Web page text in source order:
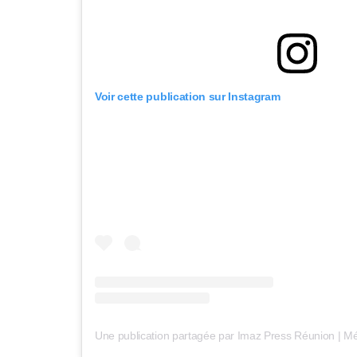
Voir cette publication sur Instagram